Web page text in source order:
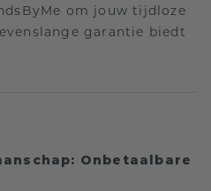
om jouw tijdloze
garantie biedt
Onbetaalbare